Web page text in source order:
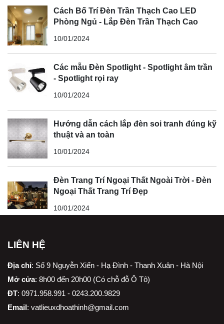
Cách Bố Trí Đèn Trần Thạch Cao LED
Phòng Ngủ - Lắp Đèn Trần Thạch Cao
10/01/2024
Các mẫu Đèn Spotlight - Spotlight âm trần
- Spotlight rọi ray
10/01/2024
Hướng dẫn cách lắp đèn soi tranh đúng kỹ
thuật và an toàn
10/01/2024
Đèn Trang Trí Ngoại Thất Ngoài Trời - Đèn
Ngoại Thất Trang Trí Đẹp
10/01/2024
LIÊN HỆ
Địa chỉ: Số 9 Nguyễn Xiển - Hạ Đình - Thanh Xuân - Hà Nội
Mở cửa: 8h00 đến 20h00 (Có chỗ đỗ Ô Tô)
ĐT: 0971.958.991 - 0243.200.9829
Email: vatlieuxdhoathinh@gmail.com